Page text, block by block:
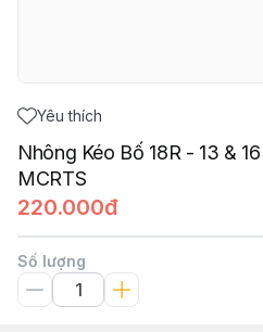
Yêu thích
Nhông Kéo Bố 18R - 13 &
MCRTS
220.000đ
Số lượng